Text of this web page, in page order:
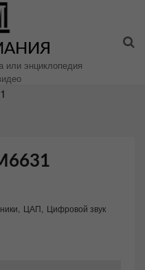
или энциклопедия
ЦАП Цифровой звук